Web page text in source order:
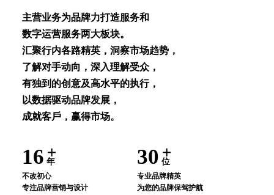
主营业务为品牌⼒打造服务和
数字运营服务两⼤板块。
汇聚⾏内各路精英，洞察市场趋势，
了解对⼿动向，深⼊理解受众，
有独到的创意及⾼⽔平的执⾏，
以数据驱动品牌发展，
成就客⼾，赢得市场。
16 年
不改初⼼
专注品牌营销与设计
30 位
专业品牌精英
为您的品牌保驾护航